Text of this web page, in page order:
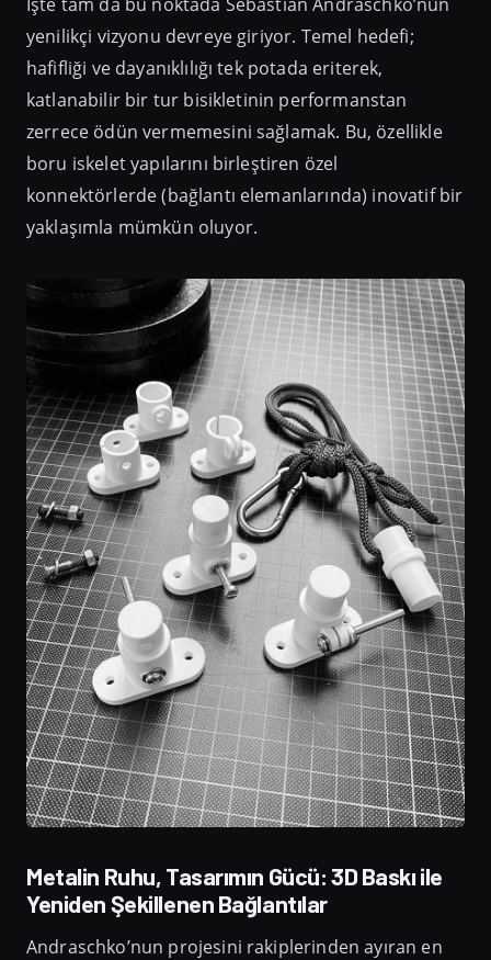
yenilikçi vizyonu devreye giriyor. Temel hedefi;
hafifliği ve dayanıklılığı tek potada eriterek,
katlanabilir bir tur bisikletinin performanstan
zerrece ödün vermemesini sağlamak. Bu, özellikle
boru iskelet yapılarını birleştiren özel
konnektörlerde (bağlantı elemanlarında) inovatif bir
yaklaşımla mümkün oluyor.
Metalin Ruhu, Tasarımın Gücü: 3D Baskı ile
Yeniden Şekillenen Bağlantılar
Andraschko’nun projesini rakiplerinden ayıran en